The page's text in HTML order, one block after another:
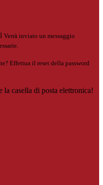
Verrà inviato un messaggio
Effettua il reset della password
casella di posta elettronica!